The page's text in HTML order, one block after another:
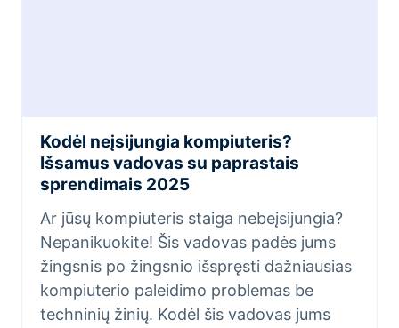
Kodėl neįsijungia kompiuteris?
Išsamus vadovas su paprastais
sprendimais 2025
Ar jūsų kompiuteris staiga nebeįsijungia?
Nepanikuokite! Šis vadovas padės jums
žingsnis po žingsnio išspręsti dažniausias
kompiuterio paleidimo problemas be
techninių žinių. Kodėl šis vadovas jums